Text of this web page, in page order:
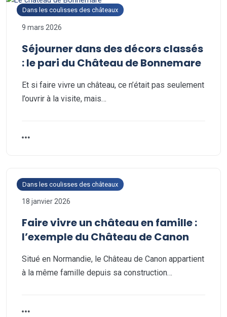
Dans les coulisses des châteaux
9 mars 2026
Séjourner dans des décors classés
: le pari du Château de Bonnemare
Et si faire vivre un château, ce n’était pas seulement
l’ouvrir à la visite, mais…
Dans les coulisses des châteaux
18 janvier 2026
Faire vivre un château en famille :
l’exemple du Château de Canon
Situé en Normandie, le Château de Canon appartient
à la même famille depuis sa construction…